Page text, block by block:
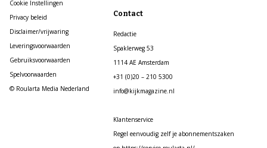
Cookie Instellingen
Privacy beleid
Disclaimer/vrijwaring
Leveringsvoorwaarden
Gebruiksvoorwaarden
Spelvoorwaarden
© Roularta Media Nederland
Contact
Redactie
Spaklerweg 53
1114 AE Amsterdam
+31 (0)20 – 210 5300
info@kijkmagazine.nl
Klantenservice
Regel eenvoudig zelf je abonnementszaken